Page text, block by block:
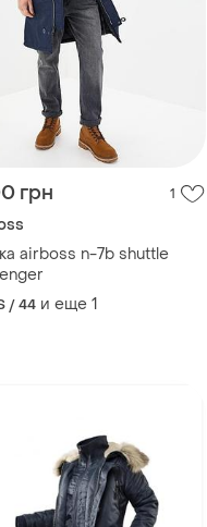
грн 1
airboss n-7b shuttle
/ 44 и еще 1